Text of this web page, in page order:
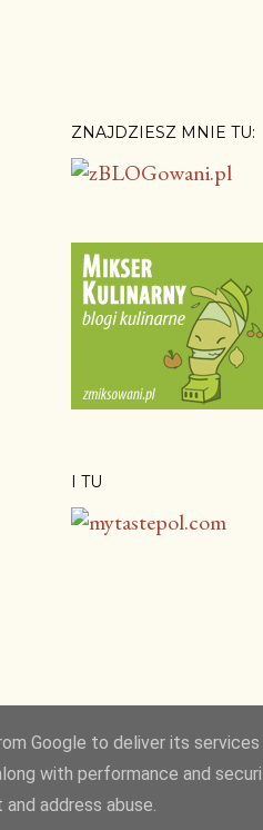
ZNAJDZIESZ MNIE TU:
I TU
Google to deliver its
with performance and
address abuse.